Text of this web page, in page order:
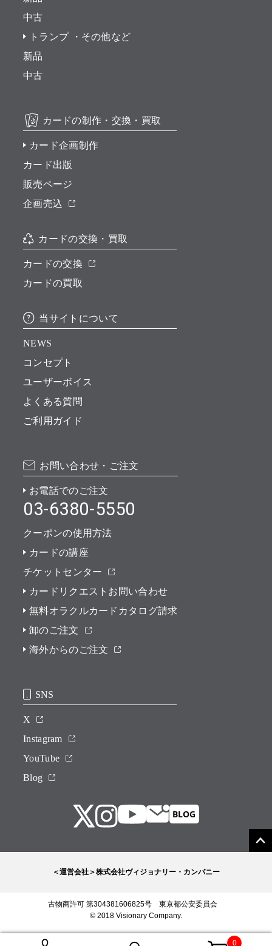
中古
トランプ ・その他など
新品
中古
カードの制作・交換・買取
カード企画制作
カード出版
販売ページ
企画売込
カードの交換・買取
カードの交換
カードの買取
当サイトについて
NEWS
コンセプト
ユーザーボイス
よくある質問
ご利用ガイド
お問い合わせ・ご注文
お電話でのご注文
03-6380-5550
クーポンの使用方法
カードの講座
チケットセンター
カードリクエストお問い合わせ
無料オラクルカードカタログ請求
卸のご注文
海外からのご注文
SNS
X
Instagram
YouTube
Blog
＜運営会社＞株式会社ヴィジョナリー・カンパニー
古物商許可 第304381606825号 東京都公安委員会
© 2018 Visionary Company.
0